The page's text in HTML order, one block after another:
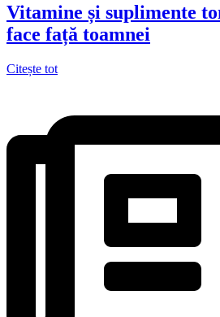
Vitamine și suplimente
face față toamnei
Citește tot